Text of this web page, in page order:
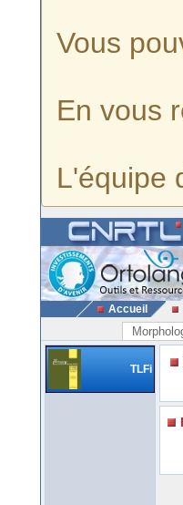
Vous
En vous
L'équipe
Accueil
TLFi